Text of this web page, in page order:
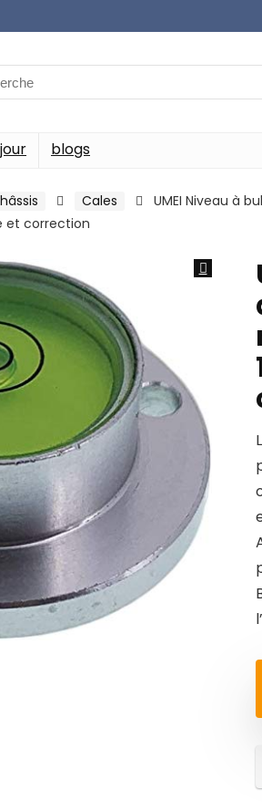
blogs
Cales
UMEI Niveau à
et correction